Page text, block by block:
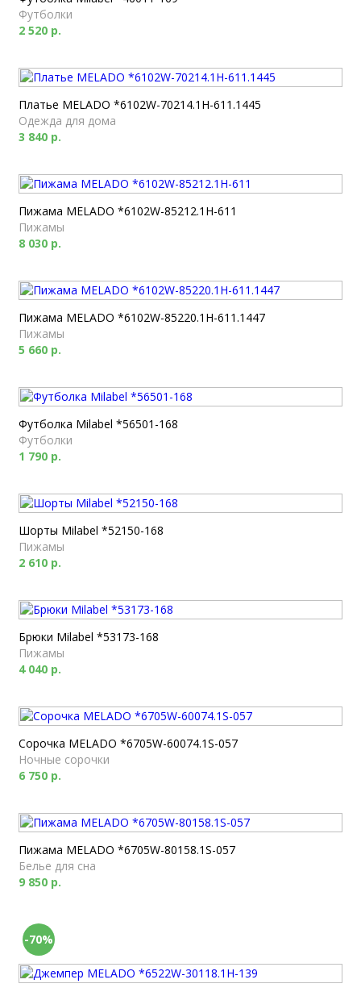
Футболки
2 520 р.
Платье MELADO *6102W-70214.1H-611.1445
Одежда для дома
3 840 р.
Пижама MELADO *6102W-85212.1H-611
Пижамы
8 030 р.
Пижама MELADO *6102W-85220.1H-611.1447
Пижамы
5 660 р.
Футболка Milabel *56501-168
Футболки
1 790 р.
Шорты Milabel *52150-168
Пижамы
2 610 р.
Брюки Milabel *53173-168
Пижамы
4 040 р.
Сорочка MELADO *6705W-60074.1S-057
Ночные сорочки
6 750 р.
Пижама MELADO *6705W-80158.1S-057
Белье для сна
9 850 р.
-70%